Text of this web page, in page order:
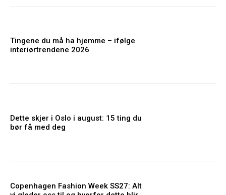
Tingene du må ha hjemme – ifølge
interiørtrendene 2026
Dette skjer i Oslo i august: 15 ting du
bør få med deg
Copenhagen Fashion Week SS27: Alt